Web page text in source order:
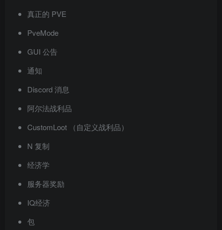
真正的 PVE
PveMode
GUI 公告
通知
Discord 消息
阿尔法战利品
CustomLoot （自定义战利品）
N 复制
经济学
服务器奖励
IQ经济
包